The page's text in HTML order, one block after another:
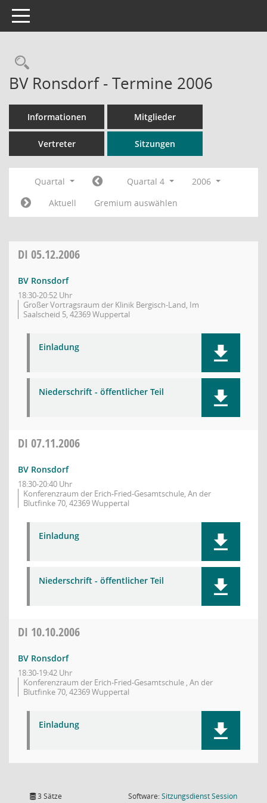
Toggle navigation
Rechercheauswahl
BV Ronsdorf - Termine 2006
Informationen Mitglieder
Vertreter Sitzungen
Quartal Quartal 4
2006
Aktuell
Gremium auswählen
DI 05.12.2006
BV Ronsdorf
18:30-20:52 Uhr
Großer Vortragsraum der Klinik Bergisch-Land, Im
Saalscheid 5, 42369 Wuppertal
Einladung
Niederschrift - öffentlicher Teil
DI 07.11.2006
BV Ronsdorf
18:30-20:40 Uhr
Konferenzraum der Erich-Fried-Gesamtschule, An der
Blutfinke 70, 42369 Wuppertal
Einladung
Niederschrift - öffentlicher Teil
DI 10.10.2006
BV Ronsdorf
18:30-19:42 Uhr
Konferenzraum der Erich-Fried-Gesamtschule , An der
Blutfinke 70, 42369 Wuppertal
Einladung
3 Sätze Software:SitzungsdienstSession(Wird in